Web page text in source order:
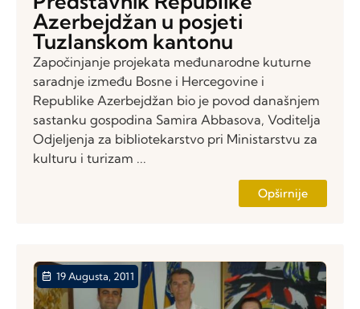
Azerbejdžan u posjeti
Tuzlanskom kantonu
Započinjanje projekata međunarodne kuturne
saradnje između Bosne i Hercegovine i
Republike Azerbejdžan bio je povod današnjem
sastanku gospodina Samira Abbasova, Voditelja
Odjeljenja za bibliotekarstvo pri Ministarstvu za
kulturu i turizam ...
Opširnije
19 Augusta, 2011